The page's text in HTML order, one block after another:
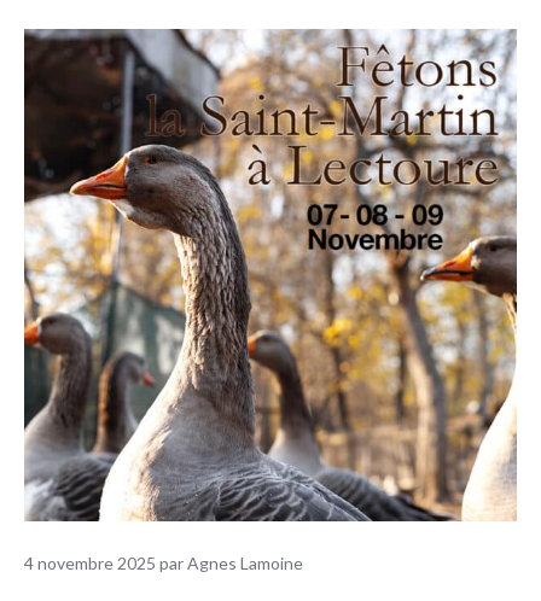
4 novembre 2025 parAgnes Lamoine